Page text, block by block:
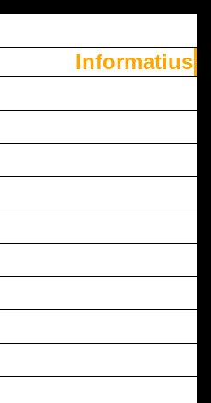
Informatius